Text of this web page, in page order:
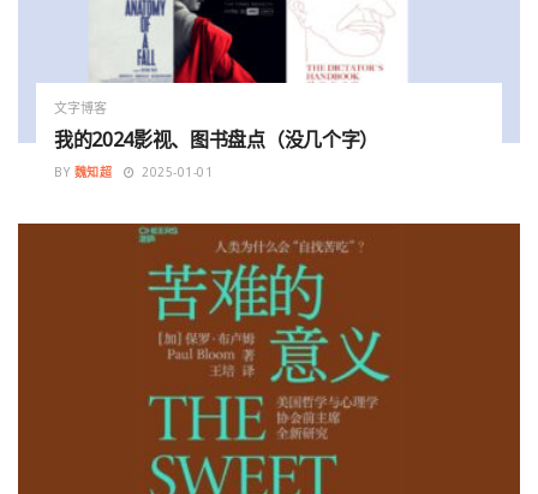
文字博客
我的2024影视、图书盘点（没几个字）
BY 魏知超 2025-01-01